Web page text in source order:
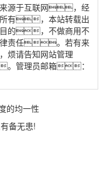
源于互联网，经
有，本站转载出
的，不做商用不
责任。若有来
烦请告知网站管理
管理员邮箱：
的均一性
备无患!